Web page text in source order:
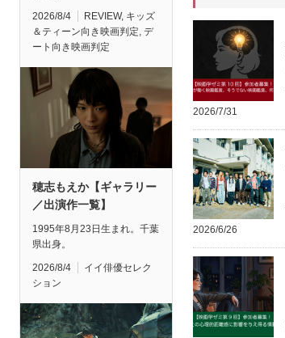
2026/8/4 REVIEW, キッズ
＆ティーン向き映画判定, デ
ート向き映画判定
穂志もえか【ギャラリー
／出演作一覧】
1995年8月23日生まれ。千葉
県出身。
2026/8/4
イイ俳優セレク
ション
2026/7/31
2026/6/26